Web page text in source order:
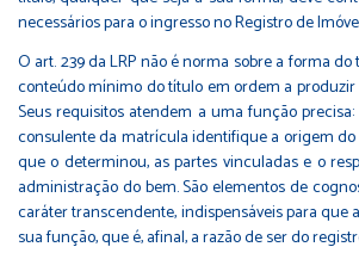
necessários para o ingresso no Registro de
O art. 239 da LRP não é norma sobre a forma
conteúdo mínimo do título em ordem a
Seus requisitos atendem a uma função
consulente da matrícula identifique a origem
que o determinou, as partes vinculadas e o
administração do bem. São elementos de
caráter transcendente, indispensáveis para que
sua função, que é, afinal, a razão de ser do